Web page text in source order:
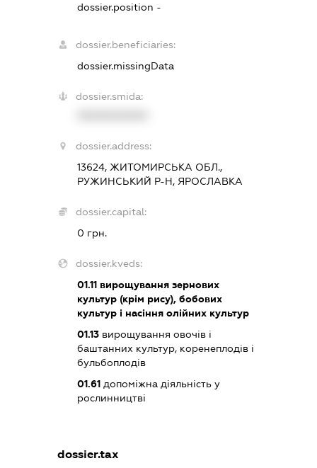
dossier.position -
dossier.beneficiaries:
dossier.missingData
dossier.smida:
dossier.address:
13624, ЖИТОМИРСЬКА ОБЛ.,
РУЖИНСЬКИЙ Р-Н, ЯРОСЛАВКА
dossier.capital:
0 грн.
dossier.kveds:
01.11 вирощування зернових
культур (крім рису), бобових
культур і насіння олійних культур
01.13 вирощування овочів і
баштанних культур, коренеплодів і
бульбоплодів
01.61 допоміжна діяльність у
рослинництві
dossier.tax